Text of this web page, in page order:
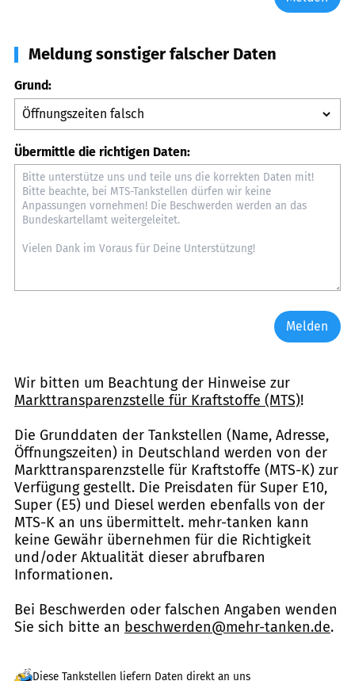
Meldung sonstiger falscher Daten
Grund:
Übermittle die richtigen Daten:
Melden
Wir bitten um Beachtung der Hinweise zur
Markttransparenzstelle für Kraftstoffe (MTS)!
Die Grunddaten der Tankstellen (Name, Adresse,
Öffnungszeiten) in Deutschland werden von der
Markttransparenzstelle für Kraftstoffe (MTS-K) zur
Verfügung gestellt. Die Preisdaten für Super E10,
Super (E5) und Diesel werden ebenfalls von der
MTS-K an uns übermittelt. mehr-tanken kann
keine Gewähr übernehmen für die Richtigkeit
und/oder Aktualität dieser abrufbaren
Informationen.
Bei Beschwerden oder falschen Angaben wenden
Sie sich bitte an beschwerden@mehr-tanken.de.
Diese Tankstellen liefern Daten direkt an uns